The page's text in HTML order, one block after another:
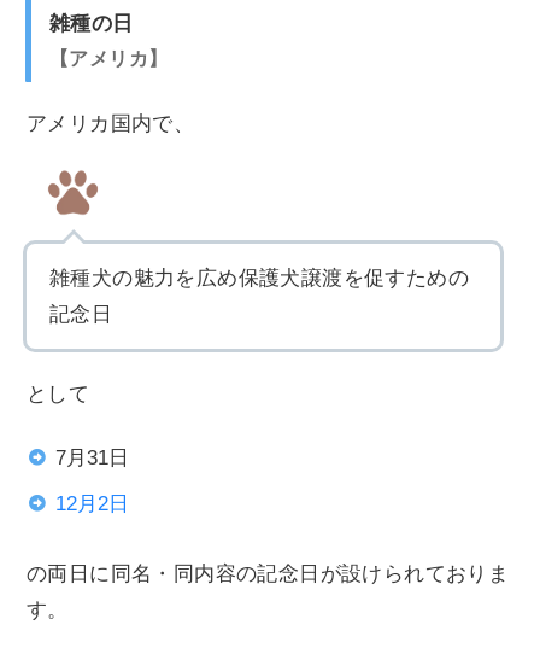
雑種の日
アメリカ
アメリカ国内で、
雑種犬の魅力を広め保護犬譲渡を促すための
記念日
として
7月31日
12月2日
の両日に同名・同内容の記念日が設けられておりま
す。